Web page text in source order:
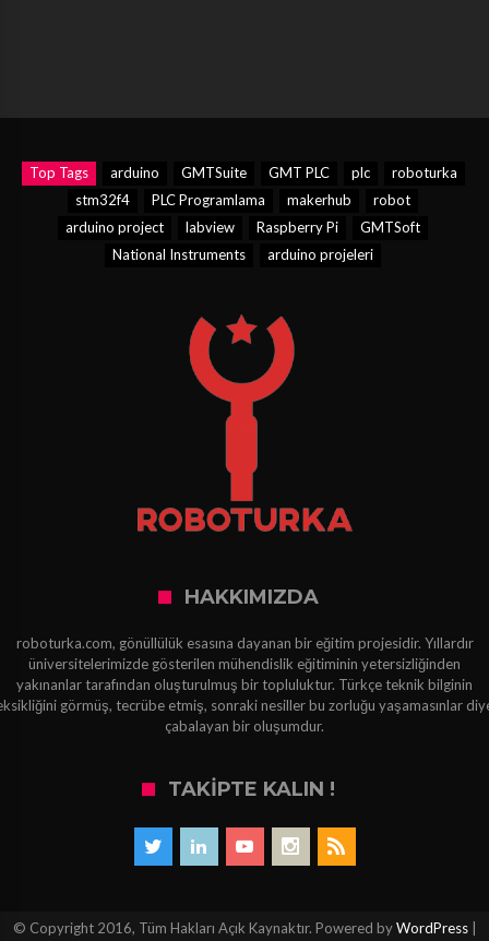
Top Tags arduino GMTSuite GMT PLC plc
roboturka
stm32f4
PLC Programlama makerhub
robot
arduino project
labview Raspberry Pi
GMTSoft
National Instruments
arduino projeleri
HAKKIMIZDA
roboturka.com, gönüllülük esasına dayanan bir eğitim projesidir. Yıllardır
üniversitelerimizde gösterilen mühendislik eğitiminin yetersizliğinden
yakınanlar tarafından oluşturulmuş bir topluluktur. Türkçe teknik bilginin
görmüş, tecrübe etmiş, sonraki nesiller bu zorluğu yaşamasınlar
çabalayan bir oluşumdur.
TAKIPTE KALIN !
© Copyright 2016, Tüm Hakları Açık Kaynaktır. Powered byWordPress|